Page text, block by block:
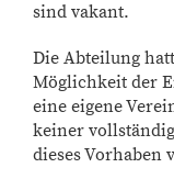
sind vakant.
Die Abteilung
Möglichkeit der
eine eigene
keiner
dieses Vorhaben